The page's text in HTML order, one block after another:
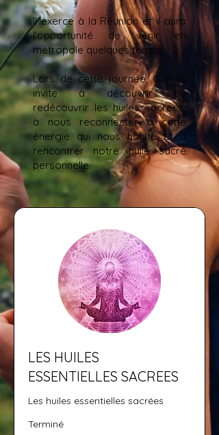
Il exerce à la Réunion et il aura
l'opportunité de venir en
métropole quelques temps.
Lors de cette journée, il nous
invite à découvrir ou
redécouvrir les huiles sacrées,
à nous reconnecter à cette
énergie qui nous habite et à
rencontrer notre huile sacré
personnelle.
LES HUILES
ESSENTIELLES SACREES
Les huiles essentielles sacrées
Terminé